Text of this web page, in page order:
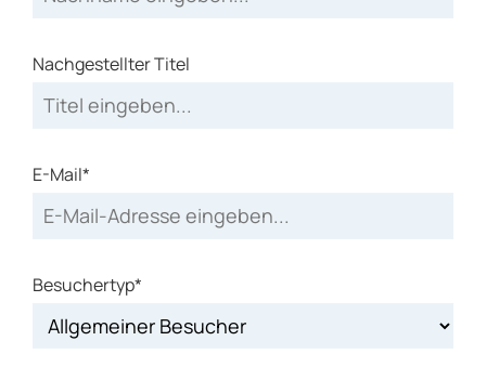
Nachgestellter Titel
E-Mail*
Besuchertyp*